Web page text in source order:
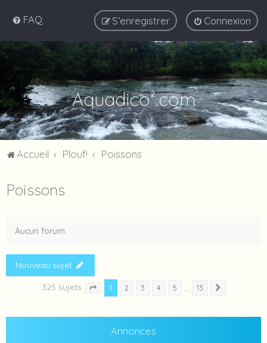
FAQ Connexion
S’enregistrer
Aquadico².com
Accueil Plouf! Poissons
Poissons
Aucun forum.
Nouveau sujet
325 sujets Page sur
1 2 3 4 5 13
Annonces